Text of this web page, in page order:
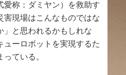
愛称：ダミヤン）を救助す
害現場はこんなものではな
」と思われるかもしれな
ューロボットを実現するた
ている。